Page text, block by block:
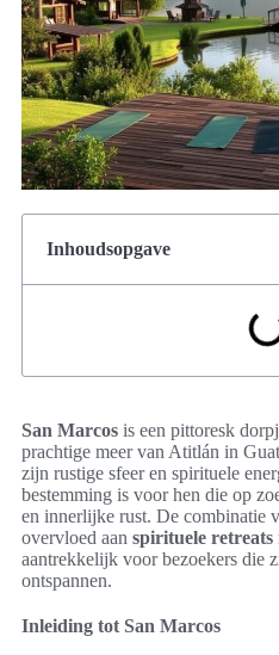
Inhoudsopgave
San Marcos is een pittoresk
prachtige meer van Atitlán in
zijn rustige sfeer en spirituele
bestemming is voor hen die op
en innerlijke rust. De combinatie
overvloed aan spirituele retreats
aantrekkelijk voor bezoekers die
ontspannen.
Inleiding tot San Marcos